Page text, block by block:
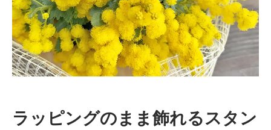
ラッピングのまま飾れるスタン